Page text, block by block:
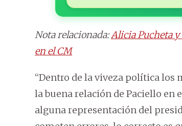
Nota relacionada:Alicia Pucheta
en el CM
“Dentro de la viveza política los
la buena relación de Paciello en
alguna representación del